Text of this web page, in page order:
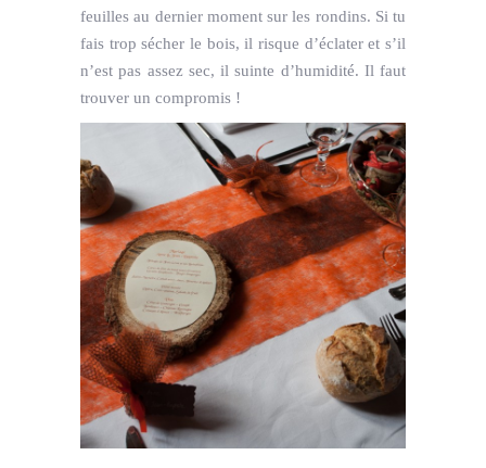
feuilles au dernier moment sur les rondins. Si tu
fais trop sécher le bois, il risque d’éclater et s’il
n’est pas assez sec, il suinte d’humidité. Il faut
trouver un compromis !